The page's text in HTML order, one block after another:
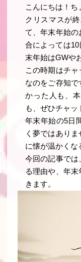
こんにちは！ち
クリスマスが
て、年末年始の
合によっては
末年始はGWや
この時期はチ
なのをご存知
かった人も、
も、ぜひチャッ
年末年始の5日
く夢ではあり
に懐が温かくな
今回の記事では
る理由や、年
きます。